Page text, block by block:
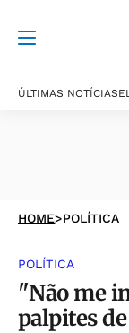
ÚLTIMAS NOTÍCIAS
HOME>POLÍTICA
POLÍTICA
"Não me
palpites